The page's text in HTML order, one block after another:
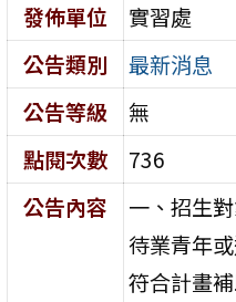
發佈單位
實習處
公告類別
最新消息
公告等級
無
點閱次數
736
公告內容
一、招生
待業青年
符合計畫